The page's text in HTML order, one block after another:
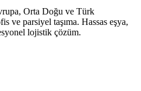
Orta Doğu ve Türk
ve parsiyel taşıma. Hassas eşya,
lojistik çözüm.